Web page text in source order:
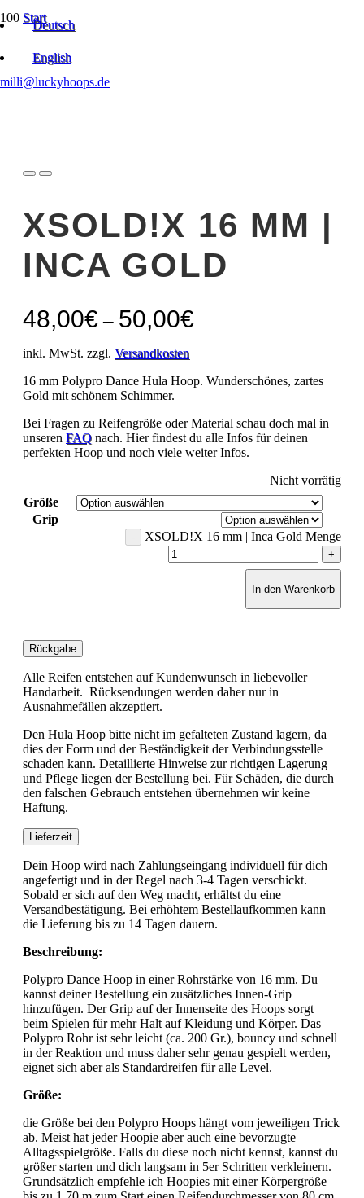
Deutsch
English
milli@luckyhoops.de
Start
Unkategorisiert
XSOLD!X 16 MM |
INCA GOLD
48,00€– 50,00€
inkl. MwSt. zzgl. Versandkosten
16 mm Polypro Dance Hula Hoop. Wunderschönes, zartes
Gold mit schönem Schimmer.
Bei Fragen zu Reifengröße oder Material schau doch mal in
unseren FAQ nach. Hier findest du alle Infos für deinen
perfekten Hoop und noch viele weiter Infos.
Nicht vorrätig
Größe
Grip
XSOLD!X 16 mm | Inca Gold Menge
In den Warenkorb
Rückgabe
Alle Reifen entstehen auf Kundenwunsch in liebevoller
Handarbeit. Rücksendungen werden daher nur in
Ausnahmefällen akzeptiert.
Den Hula Hoop bitte nicht im gefalteten Zustand lagern, da
dies der Form und der Beständigkeit der Verbindungsstelle
schaden kann. Detaillierte Hinweise zur richtigen Lagerung
und Pflege liegen der Bestellung bei. Für Schäden, die durch
den falschen Gebrauch entstehen übernehmen wir keine
Haftung.
Lieferzeit
Dein Hoop wird nach Zahlungseingang individuell für dich
angefertigt und in der Regel nach 3-4 Tagen verschickt.
Sobald er sich auf den Weg macht, erhältst du eine
Versandbestätigung. Bei erhöhtem Bestellaufkommen kann
die Lieferung bis zu 14 Tagen dauern.
Beschreibung:
Polypro Dance Hoop in einer Rohrstärke von 16 mm. Du
kannst deiner Bestellung ein zusätzliches Innen-Grip
hinzufügen. Der Grip auf der Innenseite des Hoops sorgt
beim Spielen für mehr Halt auf Kleidung und Körper. Das
Polypro Rohr ist sehr leicht (ca. 200 Gr.), bouncy und schnell
in der Reaktion und muss daher sehr genau gespielt werden,
eignet sich aber als Standardreifen für alle Level.
Größe:
die Größe bei den Polypro Hoops hängt vom jeweiligen Trick
ab. Meist hat jeder Hoopie aber auch eine bevorzugte
Alltagsspielgröße. Falls du diese noch nicht kennst, kannst du
größer starten und dich langsam in 5er Schritten verkleinern.
Grundsätzlich empfehle ich Hoopies mit einer Körpergröße